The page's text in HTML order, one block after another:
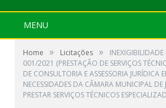
MENU
Home » Licitações »
001/2021 (PRESTAÇÃO DE SERVIÇOS
DE CONSULTORIA E ASSESSORIA JURÍDICA
NECESSIDADES DA CÂMARA MUNICIPAL
PRESTAR SERVIÇOS TÉCNICOS